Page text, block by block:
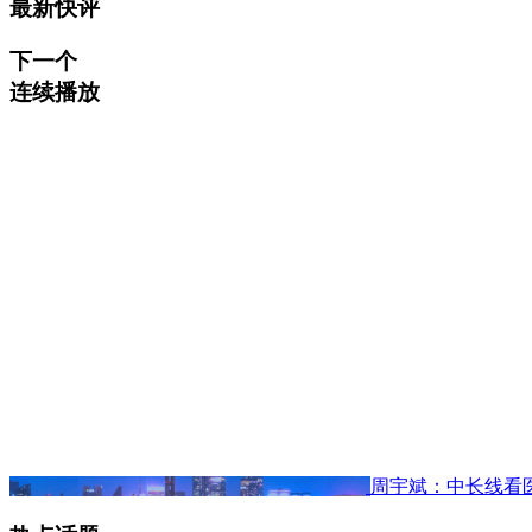
最新快评
下一个
连续播放
周宇斌：中长线看